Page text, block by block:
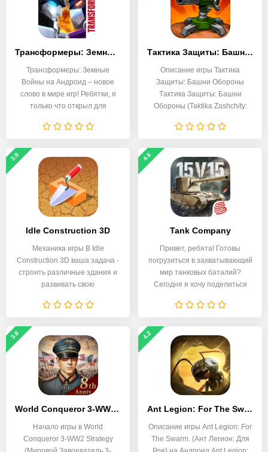
Трансформеры: Земные Войны
Трансформеры: Земные
Войны на Андроид – новое
слово в мире игр! Ребятки, я
только что открыл для
Тактика Защиты: Башни Обороны
Описание игры Тактика
Защиты: Башни Обороны
Tактика Защиты: Башни
Обороны (Taktika Zashchity:
3.9
Idle Construction 3D
Механика игры В Idle
Construction 3D ваша задача -
строить различные здания и
развивать свою
4.6
Tank Company
Привет, ребята! Готовы
погрузиться в захватывающий
мир танковых баталий?
Сегодня я хочу поделиться
3.8
World Conqueror 3-WW2 Strategy
Начало игры в World
Conqueror 3-WW2 Strategy
4.2
Ant Legion: For The Swarm
Описание игры Ant Legion: For
The Swarm. (Ант Легион: Для